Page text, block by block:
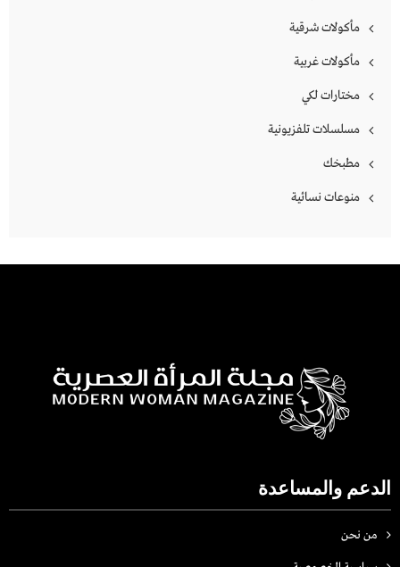
مأكولات شرقية
مأكولات غربية
مختارات لكي
مسلسلات تلفزيونية
مطبخك
منوعات نسائية
الدعم والمساعدة
من نحن